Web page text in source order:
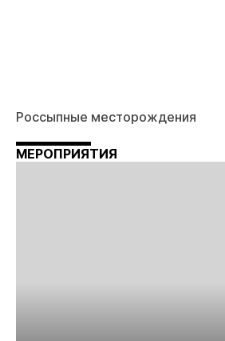
Россыпные месторождения
МЕРОПРИЯТИЯ